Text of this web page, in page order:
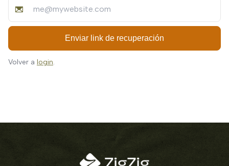
Enviar link de recuperación
Volver a login.